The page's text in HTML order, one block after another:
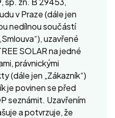
v Praze (dále jen
nedílnou součástí
uzavřené
SOLAR na jedné
právnickými
(dále jen „Zákazník“)
je povinen se před
seznámit. Uzavřením
a potvrzuje, že